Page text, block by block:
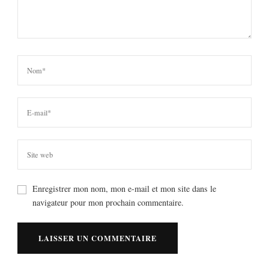
Enregistrer mon nom, mon e-mail et mon site dans le
navigateur pour mon prochain commentaire.